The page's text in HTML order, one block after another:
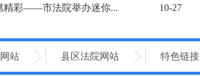
10-27
精彩——市法院举办迷你...
站 县区法院网站 特色链接